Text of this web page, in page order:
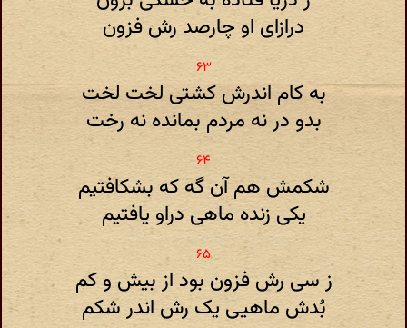
درازای او چارصد رش فزون
به کام اندرش کشتی لخت لخت
بدو در نه مردم بمانده نه رخت
شکمش هم آن گه که بشکافتیم
یکی زنده ماهی دراو یافتیم
ز سی رش فزون بود از بیش و کم
بُدش ماهیی یک رش اندر شکم